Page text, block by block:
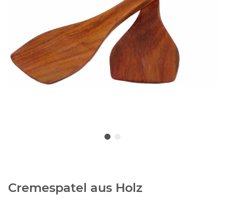
Cremespatel aus Holz